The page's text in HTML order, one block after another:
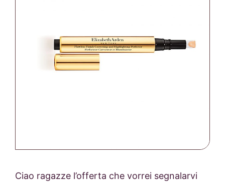
Ciao ragazze l’offerta che vorrei segnalarvi